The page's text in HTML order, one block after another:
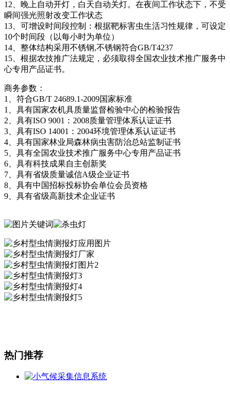
12、晚上自动开灯，白天自动关灯。在夜间工作状态下，不受
瞬间强光照射改变工作状态
13、可增设时间段控制：根据靶标害虫生活习性规律，可设定
10个时间段（以每小时为单位）
14、整体结构采用不锈钢,不锈钢符合GB/T4237
15、根据农技推广法规定，必须取得全国农业技术推广服务中
心专用产品证书。
商务参数：
1、符合GB/T 24689.1-2009国家标准
1、具有国家农机具质量监督检验中心的检验报告
2、具有ISO 9001：2008质量管理体系认证证书
3、具有ISO 14001：2004环境管理体系认证证书
4、具有国家林业局森林病虫害防治总站监制证书
5、具有全国农业技术推广服务中心专用产品证书
6、具有科技成果自主创新奖
7、具有省级质量诚信A级企业证书
8、具有中国招标投标协会单位会员资格
9、具有省级高新技术企业证书
热门推荐